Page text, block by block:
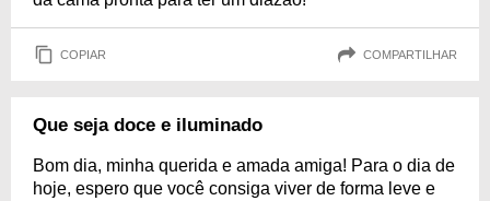
COPIAR COMPARTILHAR
Que seja doce e iluminado
Bom dia, minha querida e amada amiga! Para o dia de
hoje, espero que você consiga viver de forma leve e